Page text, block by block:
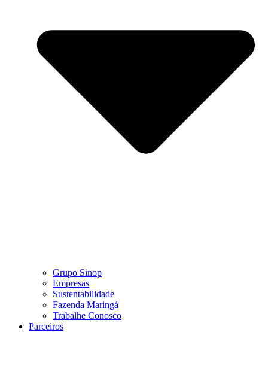
Grupo Sinop
Empresas
Sustentabilidade
Fazenda Maringá
Trabalhe Conosco
Parceiros